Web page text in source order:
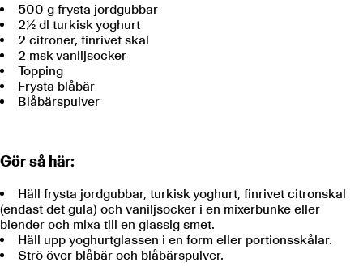
500 g frysta jordgubbar
2½ dl turkisk yoghurt
2 citroner, finrivet skal
2 msk vaniljsocker
Topping
Frysta blåbär
Blåbärspulver
Gör så här:
Häll frysta jordgubbar, turkisk yoghurt, finrivet citronskal
(endast det gula) och vaniljsocker i en mixerbunke eller
blender och mixa till en glassig smet.
Häll upp yoghurtglassen i en form eller portionsskålar.
Strö över blåbär och blåbärspulver.